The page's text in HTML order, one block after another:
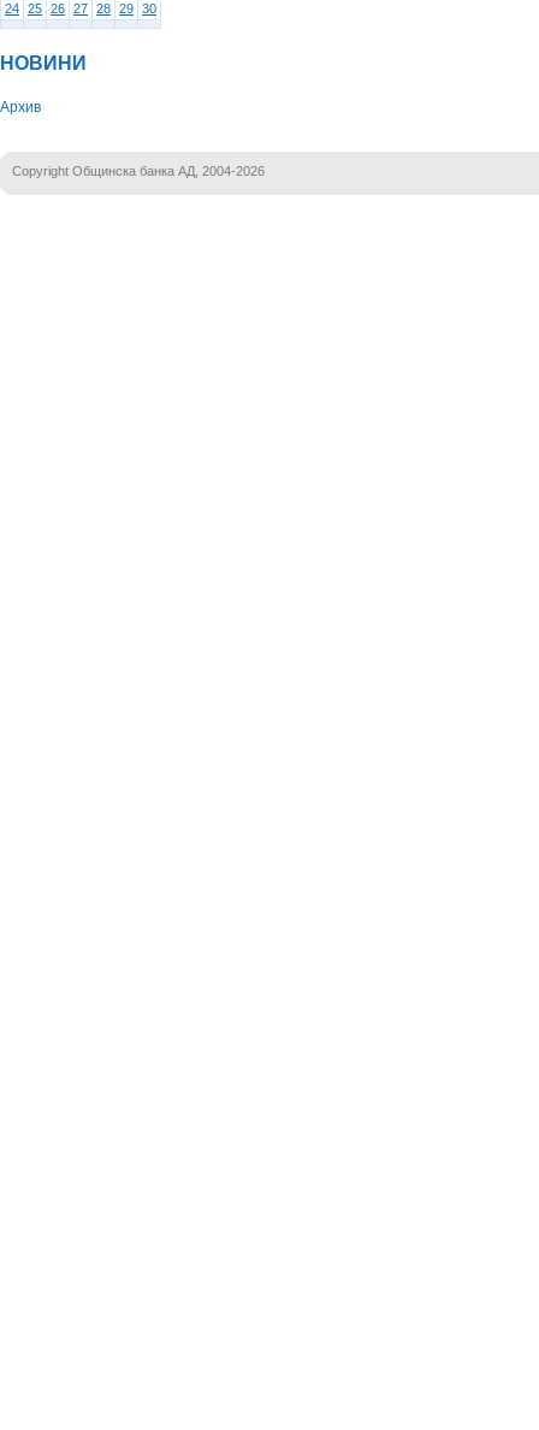
24 25 26 27 28 29 30
НОВИНИ
Архив
Copyright Общинска банка АД, 2004-2026